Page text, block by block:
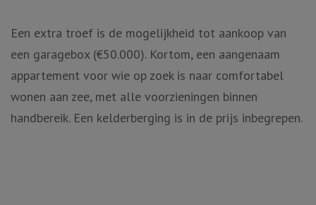
Een extra troef is de mogelijkheid tot aankoop van
een garagebox (€50.000). Kortom, een aangenaam
appartement voor wie op zoek is naar comfortabel
wonen aan zee, met alle voorzieningen binnen
handbereik. Een kelderberging is in de prijs inbegrepen.